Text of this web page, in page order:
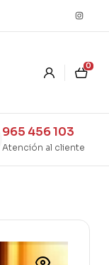
0
965 456 103
Atención al cliente